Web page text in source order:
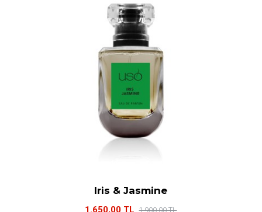
Iris & Jasmine
1.650,00 TL 1.900,00 TL